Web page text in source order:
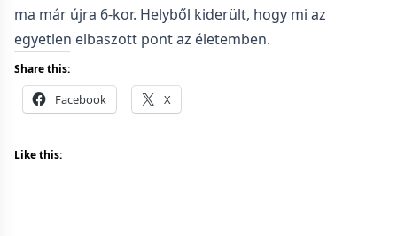
ma már újra 6-kor. Helyből kiderült, hogy mi az
egyetlen elbaszott pont az életemben.
Share this:
Facebook X
Like this: